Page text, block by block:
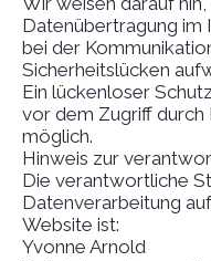
Datenübertragung im
bei der
Sicherheitslücken
Ein lückenloser
vor dem Zugriff durch
möglich.
Hinweis zur
Die verantwortliche
Datenverarbeitung
Website ist:
Yvonne Arnold